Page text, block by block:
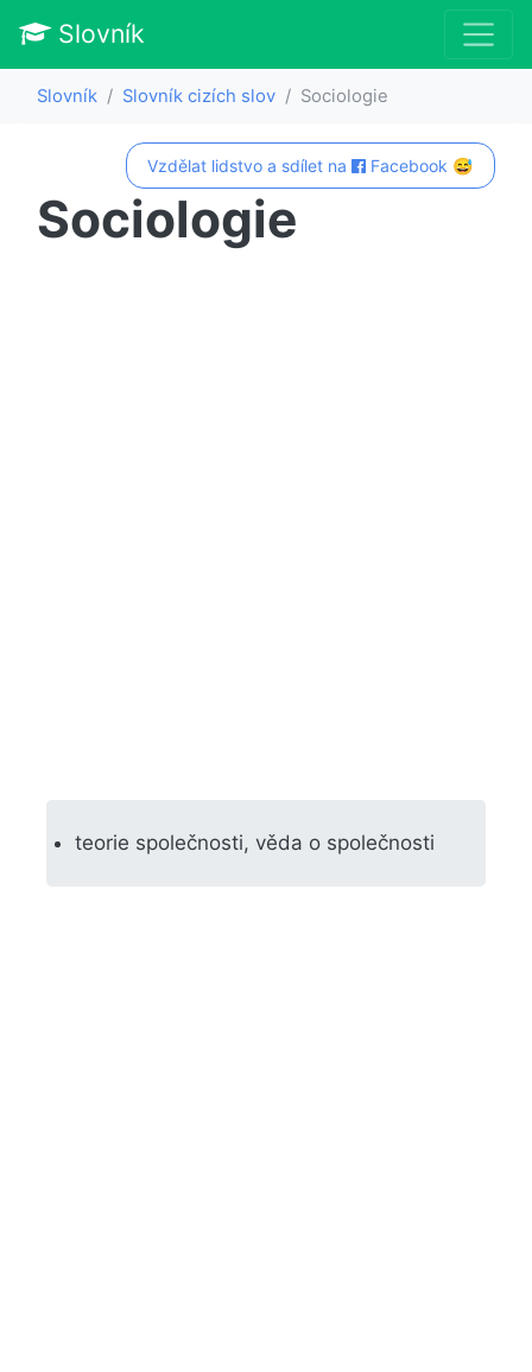
Slovník
Slovník Slovník cizích slov Sociologie
Vzdělat lidstvo a sdílet na Facebook 😅
Sociologie
teorie společnosti, věda o společnosti